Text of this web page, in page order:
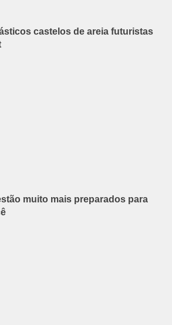
castelos de areia futuristas
muito mais preparados para